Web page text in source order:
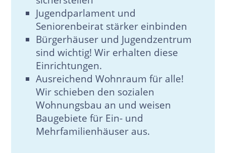
Jugendparlament und
Seniorenbeirat stärker einbinden
Bürgerhäuser und Jugendzentrum
sind wichtig! Wir erhalten diese
Einrichtungen.
Ausreichend Wohnraum für alle!
Wir schieben den sozialen
Wohnungsbau an und weisen
Baugebiete für Ein- und
Mehrfamilienhäuser aus.